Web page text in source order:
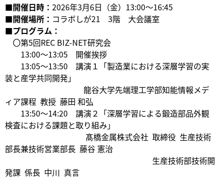
■開催日時： 2026年3月6日（金）13:00～16:45
■開催場所： コラボしが21 3階 大会議室
■プログラム：
〇第5回REC BIZ-NET研究会
13:00～13:05 開催挨拶
13:05～13:50 講演１「製造業における深層学習の実
装と産学共同開発」
龍谷大学先端理工学部知能情報メデ
ィア課程 教授 藤田 和弘
13:50～14:20 講演２「深層学習による鍛造部品外観
検査における課題と取り組み」
髙橋金属株式会社 取締役 生産技術
部長兼技術営業部長 藤谷 憲治
生産技術部技術開
発課 係長 中川 真言